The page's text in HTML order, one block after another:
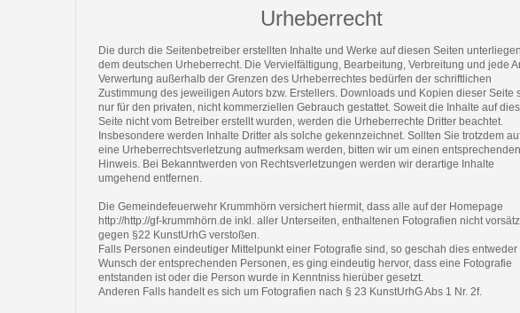
Urheberrecht
Die durch die Seitenbetreiber erstellten Inhalte und Werke auf diesen Seiten unterliegen
dem deutschen Urheberrecht. Die Vervielfältigung, Bearbeitung, Verbreitung und jede
Verwertung außerhalb der Grenzen des Urheberrechtes bedürfen der schriftlichen
Zustimmung des jeweiligen Autors bzw. Erstellers. Downloads und Kopien dieser Seite
nur für den privaten, nicht kommerziellen Gebrauch gestattet. Soweit die Inhalte auf
Seite nicht vom Betreiber erstellt wurden, werden die Urheberrechte Dritter beachtet.
Insbesondere werden Inhalte Dritter als solche gekennzeichnet. Sollten Sie trotzdem
eine Urheberrechtsverletzung aufmerksam werden, bitten wir um einen entsprechenden
Hinweis. Bei Bekanntwerden von Rechtsverletzungen werden wir derartige Inhalte
umgehend entfernen.
Die Gemeindefeuerwehr Krummhörn versichert hiermit, dass alle auf der Homepage
http://http://gf-krummhörn.de inkl. aller Unterseiten, enthaltenen Fotografien nicht
gegen §22 KunstUrhG verstoßen.
Falls Personen eindeutiger Mittelpunkt einer Fotografie sind, so geschah dies entweder
Wunsch der entsprechenden Personen, es ging eindeutig hervor, dass eine Fotografie
entstanden ist oder die Person wurde in Kenntniss hierüber gesetzt.
Anderen Falls handelt es sich um Fotografien nach § 23 KunstUrhG Abs 1 Nr. 2f.